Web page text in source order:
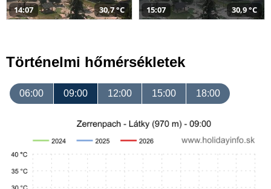
14:07 30,7 °C 15:07 30,9 °C
Történelmi hőmérsékletek
06:00 09:00 12:00 15:00 18:00